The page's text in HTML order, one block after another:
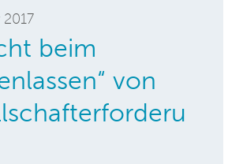
2017
beim
von